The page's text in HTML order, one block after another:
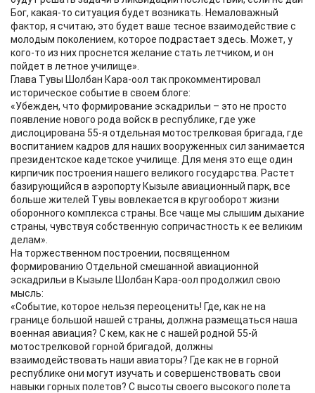
Бог, какая-то ситуация будет возникать. Немаловажный
фактор, я считаю, это будет ваше тесное взаимодействие с
молодым поколением, которое подрастает здесь. Может, у
кого-то из них проснется желание стать летчиком, и он
пойдет в летное училище».
Глава Тувы Шолбан Кара-оол так прокомментировал
историческое событие в своем блоге:
«Убежден, что формирование эскадрильи – это не просто
появление нового рода войск в республике, где уже
дислоцирована 55-я отдельная мотострелковая бригада, где
воспитанием кадров для наших вооруженных сил занимается
президентское кадетское училище. Для меня это еще один
кирпичик построения нашего великого государства. Растет
базирующийся в аэропорту Кызыле авиационный парк, все
больше жителей Тувы вовлекается в кругооборот жизни
оборонного комплекса страны. Все чаще мы слышим дыхание
страны, чувствуя собственную сопричастность к ее великим
делам».
На торжественном построении, посвященном
формированию Отдельной смешанной авиационной
эскадрильи в Кызыле Шолбан Кара-оол продолжил свою
мысль:
«Событие, которое нельзя переоценить! Где, как не на
границе большой нашей страны, должна размещаться наша
военная авиация? С кем, как не с нашей родной 55-й
мотострелковой горной бригадой, должны
взаимодействовать наши авиаторы? Где как не в горной
республике они могут изучать и совершенствовать свои
навыки горных полетов? С высоты своего высокого полета